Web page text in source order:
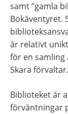
samt ”gamla
Bokäventyret.
är relativt
för en
Skara förvaltar.
Biblioteket är
förväntningar